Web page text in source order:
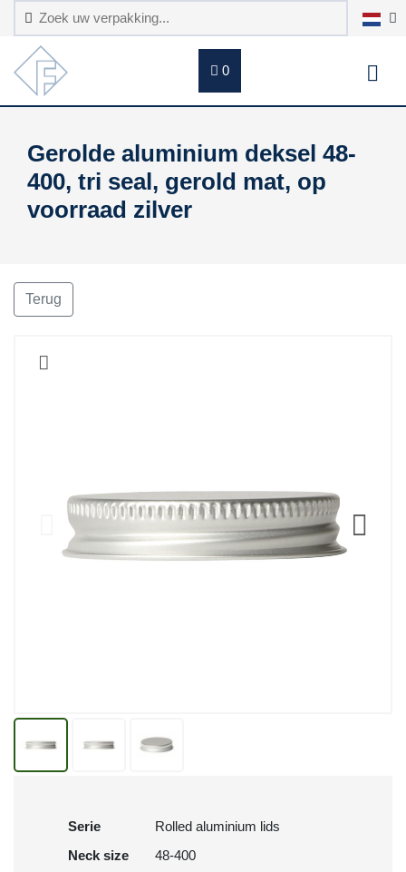
0
Gerolde aluminium deksel 48-
400, tri seal, gerold mat, op
voorraad zilver
Terug
Serie
Rolled aluminium lids
Neck size
48-400